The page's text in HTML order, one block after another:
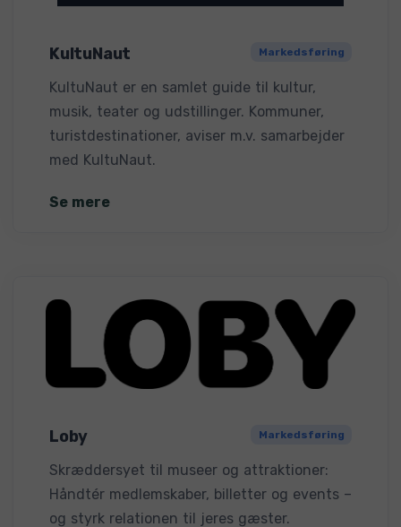
KultuNaut Markedsføring
KultuNaut er en samlet guide til kultur,
musik, teater og udstillinger. Kommuner,
turistdestinationer, aviser m.v. samarbejder
med KultuNaut.
Se mere
Loby Markedsføring
Skræddersyet til museer og attraktioner:
Håndtér medlemskaber, billetter og events –
og styrk relationen til jeres gæster.